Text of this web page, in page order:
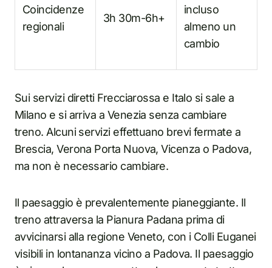
Coincidenze
regionali
3h 30m-6h+
incluso
almeno un
cambio
Sui servizi diretti Frecciarossa e Italo si sale a
Milano e si arriva a Venezia senza cambiare
treno. Alcuni servizi effettuano brevi fermate a
Brescia, Verona Porta Nuova, Vicenza o Padova,
ma non è necessario cambiare.
Il paesaggio è prevalentemente pianeggiante. Il
treno attraversa la Pianura Padana prima di
avvicinarsi alla regione Veneto, con i Colli Euganei
visibili in lontananza vicino a Padova. Il paesaggio